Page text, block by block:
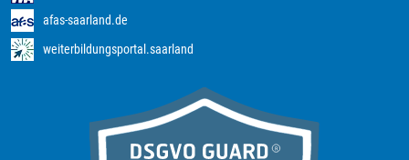
afas-saarland.de
weiterbildungsportal.saarland